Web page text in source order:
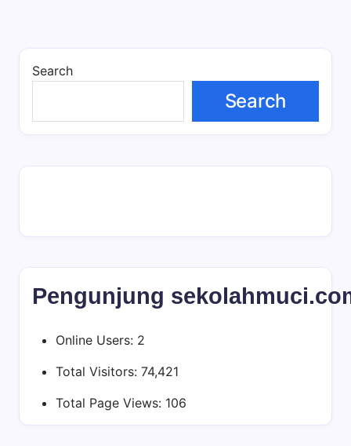
Search
Search
Pengunjung
Online Users: 2
Total Visitors: 74,421
Total Page Views: 106